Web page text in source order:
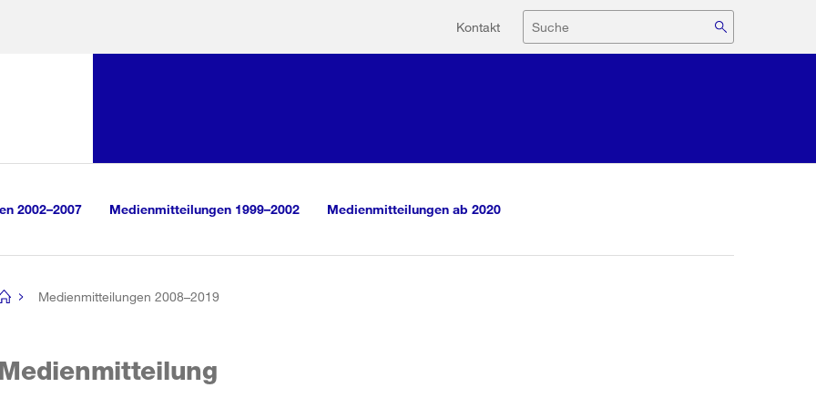
Hilfsnavigation
Kontakt Suche
2002–2007 Medienmitteilungen 1999–2002 Medienmitteilungen ab 2020
Medienmitteilungen 2008–2019